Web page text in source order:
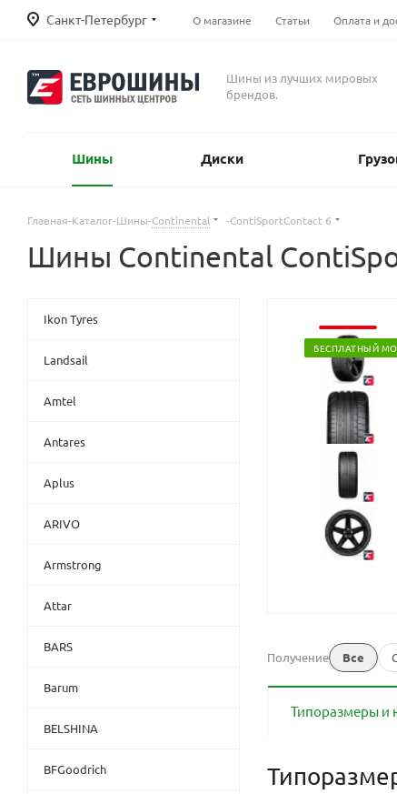
Санкт-Петербург О магазине Статьи Оплата и
Шины из лучших мировых
брендов.
Шины Диски
Главная-Каталог-Шины-Continental -ContiSportContact 6
Шины Continental
БЕСПЛАТНЫЙ
Получение Все
Типоразмеры и
Ikon Tyres
Landsail
Amtel
Antares
Aplus
ARIVO
Armstrong
Attar
BARS
Barum
BELSHINA
BFGoodrich